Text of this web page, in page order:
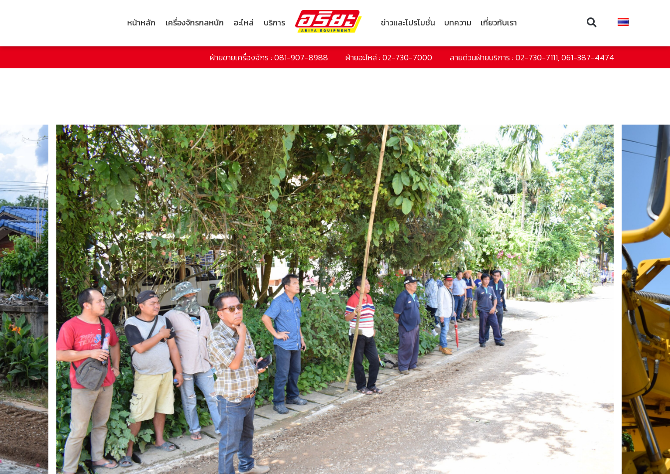
หน้าหลัก เครื่องจักรกลหนัก อะไหล่ บริการ ข่าวและโปรโมชั่น บทความ เกี่ยวกับเรา
ฝ่ายขายเครื่องจักร : 081-907-8988 ฝ่ายอะไหล่ : 02-730-7000 สายด่วนฝ่ายบริการ : 02-730-7111, 061-387-4474